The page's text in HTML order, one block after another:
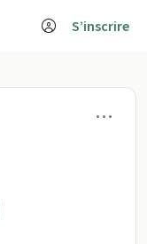
S’inscrire